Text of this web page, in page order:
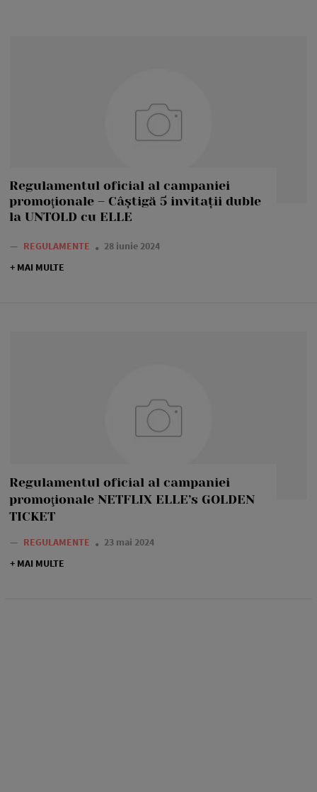
Regulamentul oficial al campaniei
promoţionale – Câștigă 5 invitații duble
la UNTOLD cu ELLE
— REGULAMENTE
28 iunie 2024
+ MAI MULTE
Regulamentul oficial al campaniei
promoţionale NETFLIX ELLE’s GOLDEN
TICKET
— REGULAMENTE
23 mai 2024
+ MAI MULTE